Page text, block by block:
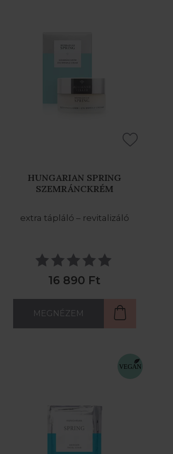
HUNGARIAN SPRING
SZEMRÁNCKRÉM
extra tápláló – revitalizáló
16 890 Ft
MEGNÉZEM